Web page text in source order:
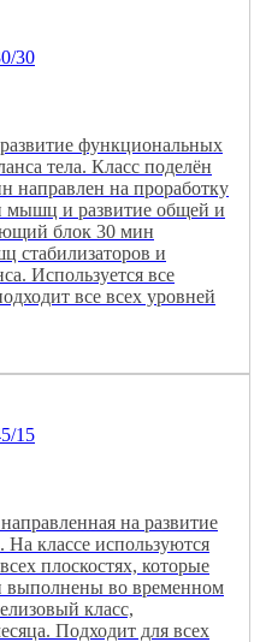
30
функциональных
тела. Класс поделён
направлен на проработку
мышц и развитие общей и
блок 30 мин
стабилизаторов и
Используется все
все всех уровней
15
на развитие
На классе используются
плоскостях, которые
выполнены во временном
класс,
Подходит для всех